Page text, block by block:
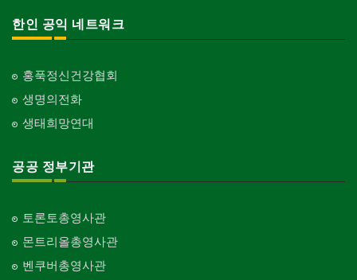
한인 공익 네트워크
홍푹정신건강협회
생명의전화
생태희망연대
공공 정부기관
토론토총영사관
몬트리올총영사관
벤쿠버총영사관